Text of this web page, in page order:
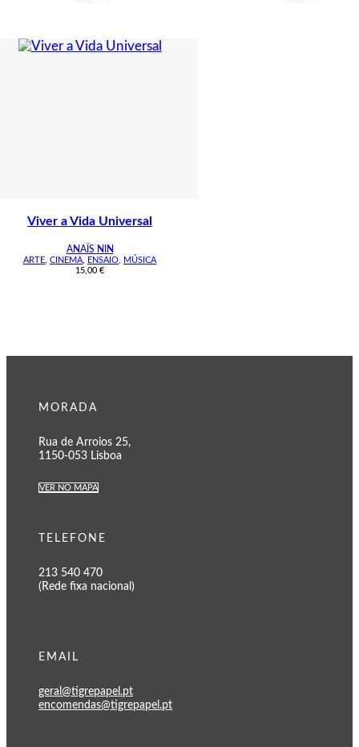
Viver a Vida Universal
ANAÏS NIN
ARTE CINEMA ENSAIO
MÚSICA
15,00 €
MORADA
Rua de Arroios 25,
1150-053 Lisboa
VER NO MAPA
TELEFONE
213 540 470
(Rede fixa nacional)
EMAIL
geral@tigrepapel.pt
encomendas@tigrepapel.pt